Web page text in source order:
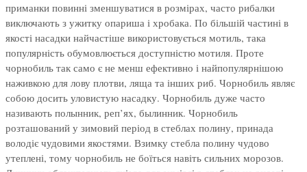
приманки повинні зменшуватися в розмірах, часто рибалки
виключають з ужитку опариша і хробака. По більшій частині в
якості насадки найчастіше використовується мотиль, така
популярність обумовлюється доступністю мотиля. Проте
чорнобиль так само є не менш ефективно і найпопулярнішою
наживкою для лову плотви, ляща та інших риб. Чорнобиль являє
собою досить уловистую насадку. Чорнобиль дуже часто
називають полынник, реп’ях, былинник. Чорнобиль
розташований у зимовий період в стеблах полину, принада
володіє чудовими якостями. Взимку стебла полину чудово
утеплені, тому чорнобиль не боїться навіть сильних морозов.